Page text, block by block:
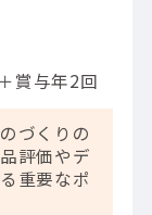
賞与年2回
づくりの
評価やデ
重要なポ